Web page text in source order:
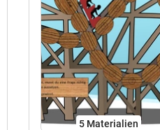
5 Materialien